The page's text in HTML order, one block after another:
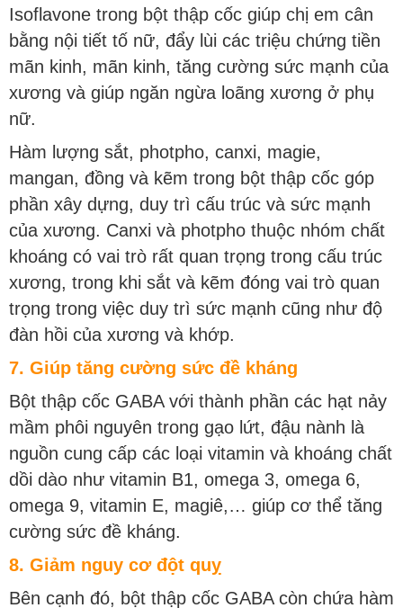
Isoflavone trong bột thập cốc giúp chị em cân
bằng nội tiết tố nữ, đẩy lùi các triệu chứng tiền
mãn kinh, mãn kinh, tăng cường sức mạnh của
xương và giúp ngăn ngừa loãng xương ở phụ
nữ.
Hàm lượng sắt, photpho, canxi, magie,
mangan, đồng và kẽm trong bột thập cốc góp
phần xây dựng, duy trì cấu trúc và sức mạnh
của xương. Canxi và photpho thuộc nhóm chất
khoáng có vai trò rất quan trọng trong cấu trúc
xương, trong khi sắt và kẽm đóng vai trò quan
trọng trong việc duy trì sức mạnh cũng như độ
đàn hồi của xương và khớp.
7. Giúp tăng cường sức đề kháng
Bột thập cốc GABA với thành phần các hạt nảy
mầm phôi nguyên trong gạo lứt, đậu nành là
nguồn cung cấp các loại vitamin và khoáng chất
dồi dào như vitamin B1, omega 3, omega 6,
omega 9, vitamin E, magiê,… giúp cơ thể tăng
cường sức đề kháng.
8. Giảm nguy cơ đột quỵ
Bên cạnh đó, bột thập cốc GABA còn chứa hàm